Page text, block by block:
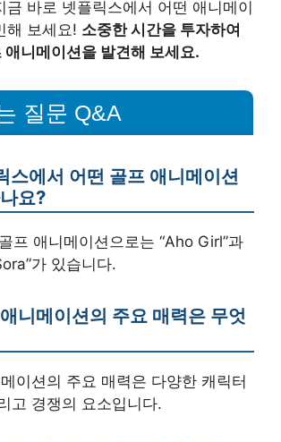
금 바로 넷플릭스에서 어떤 애니메이
해 보세요! 소중한 시간을 투자하여
애니메이션을 발견해 보세요.
질문 Q&A
스에서 어떤 골프 애니메이션
요?
프 애니메이션으로는 “Aho Girl”과
가 있습니다.
니메이션의 주요 매력은 무엇
이션의 주요 매력은 다양한 캐릭터
고 경쟁의 요소입니다.